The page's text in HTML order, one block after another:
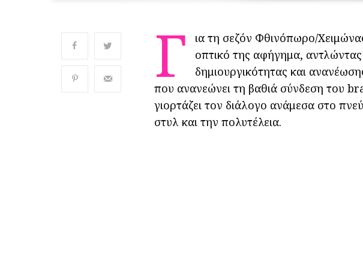
Γ ια τη σεζόν Φθινόπωρο/
οπτικό της αφήγημα,
δημιουργικότητας και
που ανανεώνει τη βαθιά σύνδεση του
γιορτάζει τον διάλογο ανάμεσα στο
στυλ και την πολυτέλεια.